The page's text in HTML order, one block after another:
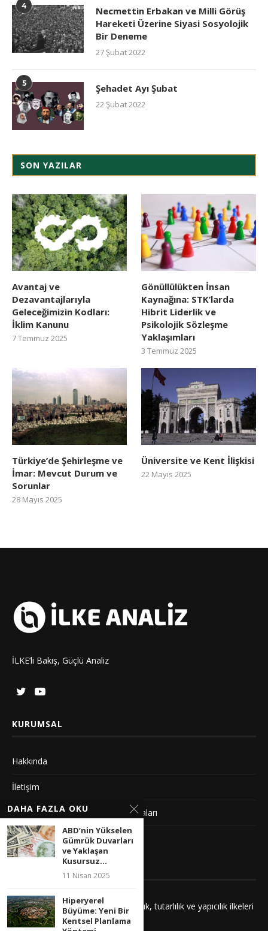
4
Necmettin Erbakan ve Milli Görüş
Hareketi Üzerine Siyasi Sosyolojik
Bir Deneme
27 Şubat 2022
5 Şehadet Ayı Şubat
22 Şubat 2022
SON YAZILAR
Avantaj ve
Dezavantajlarıyla
Geleceğimizin Kodları:
İklim Kanunu
7 Temmuz 2025
Gönüllülükten İnsan
Kaynağına: STK’larda
Hibrit Liderlik ve
Psikolojik Sözleşme
Yaklaşımları
3 Temmuz 2025
Türkiye’de Şehirleşme ve
İmar: Mevcut Durum ve
Sorunlar
28 Mayıs 2025
Üniversite ve Kent İlişkisi
22 Mayıs 2025
İLKE’li Bakış, Güçlü Analiz
KURUMSAL
Hakkında
İletişim
Gizlilik Sözleşmesi ve Yayın Politikaları
Künye
YAYIN İLKELERIMIZ
Yayınlarımız adalet, saygı, kuşatıcılık, tutarlılık ve yapıcılık ilkeleri
çerçevesinde hazırlanır.
DAHA FAZLA OKU
ABD’nin Yükselen
Gümrük Duvarları
ve Yaklaşan
Kusursuz...
11 Nisan 2025
Hiperyerel
Büyüme: Yeni Bir
Kentsel Planlama